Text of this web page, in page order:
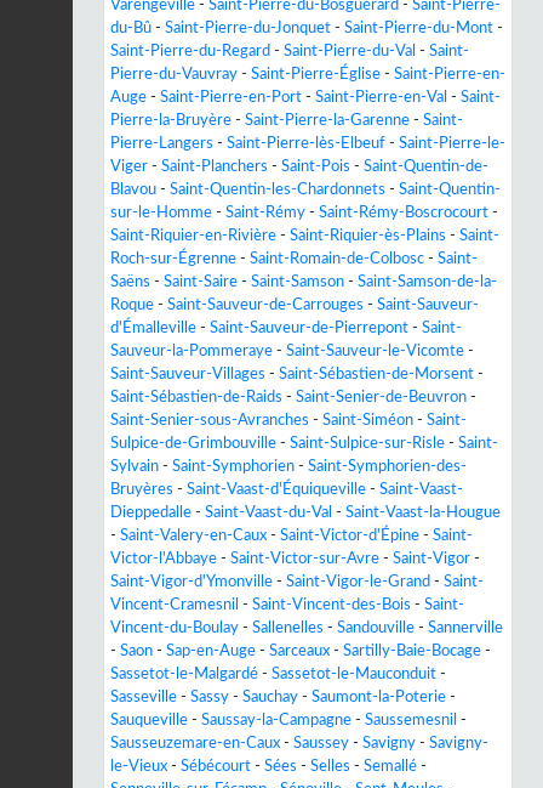
Varengeville - Saint-Pierre-du-Bosguérard - Saint-Pierre-
du-Bû - Saint-Pierre-du-Jonquet - Saint-Pierre-du-Mont -
Saint-Pierre-du-Regard - Saint-Pierre-du-Val - Saint-
Pierre-du-Vauvray - Saint-Pierre-Église - Saint-Pierre-en-
Auge - Saint-Pierre-en-Port - Saint-Pierre-en-Val - Saint-
Pierre-la-Bruyère - Saint-Pierre-la-Garenne - Saint-
Pierre-Langers - Saint-Pierre-lès-Elbeuf - Saint-Pierre-le-
Viger - Saint-Planchers - Saint-Pois - Saint-Quentin-de-
Blavou - Saint-Quentin-les-Chardonnets - Saint-Quentin-
sur-le-Homme - Saint-Rémy - Saint-Rémy-Boscrocourt -
Saint-Riquier-en-Rivière - Saint-Riquier-ès-Plains - Saint-
Roch-sur-Égrenne - Saint-Romain-de-Colbosc - Saint-
Saëns - Saint-Saire - Saint-Samson - Saint-Samson-de-la-
Roque - Saint-Sauveur-de-Carrouges - Saint-Sauveur-
d'Émalleville - Saint-Sauveur-de-Pierrepont - Saint-
Sauveur-la-Pommeraye - Saint-Sauveur-le-Vicomte -
Saint-Sauveur-Villages - Saint-Sébastien-de-Morsent -
Saint-Sébastien-de-Raids - Saint-Senier-de-Beuvron -
Saint-Senier-sous-Avranches - Saint-Siméon - Saint-
Sulpice-de-Grimbouville - Saint-Sulpice-sur-Risle - Saint-
Sylvain - Saint-Symphorien - Saint-Symphorien-des-
Bruyères - Saint-Vaast-d'Équiqueville - Saint-Vaast-
Dieppedalle - Saint-Vaast-du-Val - Saint-Vaast-la-Hougue
- Saint-Valery-en-Caux - Saint-Victor-d'Épine - Saint-
Victor-l'Abbaye - Saint-Victor-sur-Avre - Saint-Vigor -
Saint-Vigor-d'Ymonville - Saint-Vigor-le-Grand - Saint-
Vincent-Cramesnil - Saint-Vincent-des-Bois - Saint-
Vincent-du-Boulay - Sallenelles - Sandouville - Sannerville
- Saon - Sap-en-Auge - Sarceaux - Sartilly-Baie-Bocage -
Sassetot-le-Malgardé - Sassetot-le-Mauconduit -
Sasseville - Sassy - Sauchay - Saumont-la-Poterie -
Sauqueville - Saussay-la-Campagne - Saussemesnil -
Sausseuzemare-en-Caux - Saussey - Savigny - Savigny-
le-Vieux - Sébécourt - Sées - Selles - Semallé -